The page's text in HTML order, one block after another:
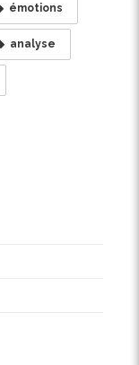
émotions
analyse